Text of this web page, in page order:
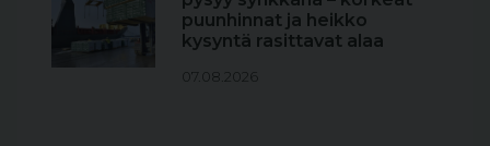
puunhinnat ja heikko
kysyntä rasittavat alaa
07.08.2026